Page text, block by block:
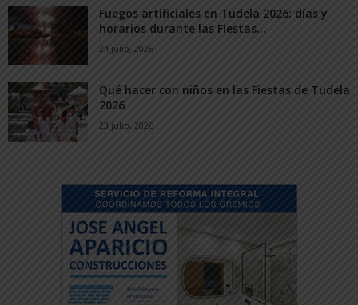
Fuegos artificiales en Tudela 2026: días y
horarios durante las Fiestas...
24 julio, 2026
Qué hacer con niños en las Fiestas de Tudela
2026
23 julio, 2026